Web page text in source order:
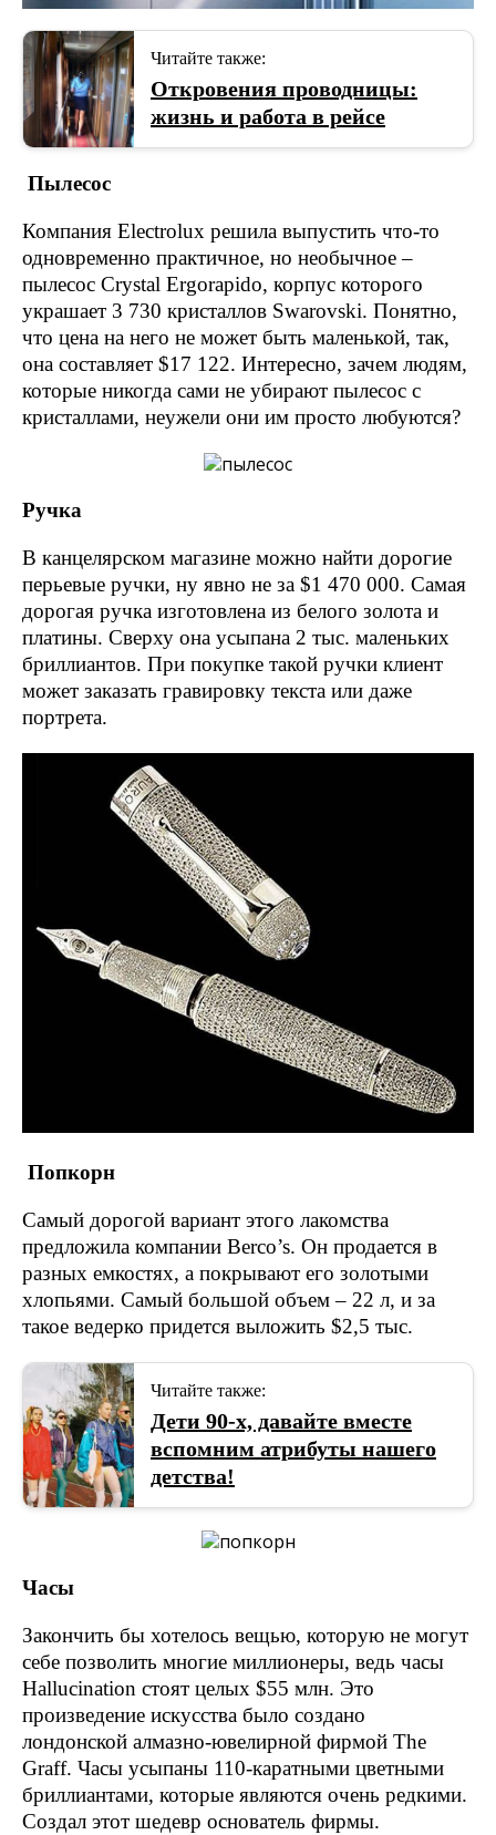
Читайте также:
Откровения проводницы:
жизнь и работа в рейсе
Пылесос
Компания Electrolux решила выпустить что-то
одновременно практичное, но необычное –
пылесос Crystal Ergorapido, корпус которого
украшает 3 730 кристаллов Swarovski. Понятно,
что цена на него не может быть маленькой, так,
она составляет $17 122. Интересно, зачем людям,
которые никогда сами не убирают пылесос с
кристаллами, неужели они им просто любуются?
Ручка
В канцелярском магазине можно найти дорогие
перьевые ручки, ну явно не за $1 470 000. Самая
дорогая ручка изготовлена из белого золота и
платины. Сверху она усыпана 2 тыс. маленьких
бриллиантов. При покупке такой ручки клиент
может заказать гравировку текста или даже
портрета.
Попкорн
Самый дорогой вариант этого лакомства
предложила компании Berco’s. Он продается в
разных емкостях, а покрывают его золотыми
хлопьями. Самый большой объем – 22 л, и за
такое ведерко придется выложить $2,5 тыс.
Читайте также:
Дети 90-х, давайте вместе
вспомним атрибуты нашего
детства!
Часы
Закончить бы хотелось вещью, которую не могут
себе позволить многие миллионеры, ведь часы
Hallucination стоят целых $55 млн. Это
произведение искусства было создано
лондонской алмазно-ювелирной фирмой The
Graff. Часы усыпаны 110-каратными цветными
бриллиантами, которые являются очень редкими.
Создал этот шедевр основатель фирмы.